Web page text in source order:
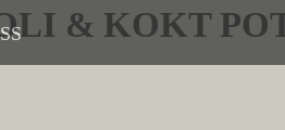
& KOKT